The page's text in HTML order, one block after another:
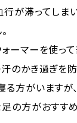
が滞ってしま
ーマーを使っ
のかき過ぎを
方がいますが
の方がおすすめ